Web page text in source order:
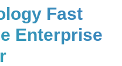
Fast
Enterprise